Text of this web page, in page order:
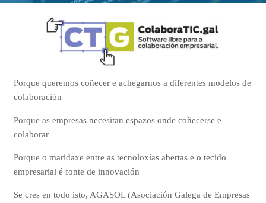
Porque queremos coñecer e achegarnos a diferentes modelos de
colaboración
Porque as empresas necesitan espazos onde coñecerse e
colaborar
Porque o maridaxe entre as tecnoloxías abertas e o tecido
empresarial é fonte de innovación
Se cres en todo isto, AGASOL (Asociación Galega de Empresas